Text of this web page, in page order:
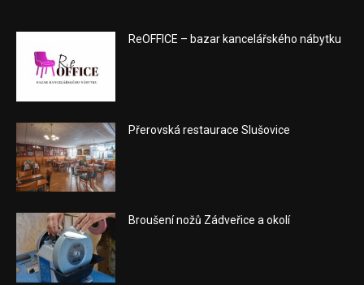
ReOFFICE – bazar kancelářského nábytku
Přerovská restaurace Slušovice
Broušení nožů Zádveřice a okolí